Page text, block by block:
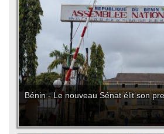
Bénin - Le nouveau Sénat élit son